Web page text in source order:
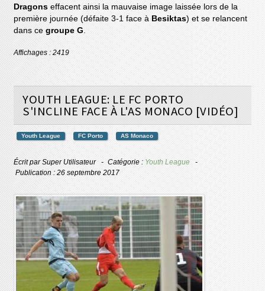
Dragons effacent ainsi la mauvaise image laissée lors de la
première journée (défaite 3-1 face à Besiktas) et se relancent
dans cegroupe G.
Affichages : 2419
YOUTH LEAGUE: LE FC PORTO
S'INCLINE FACE À L'AS MONACO [VIDÉO]
Youth League FC Porto AS Monaco
Écrit parSuper Utilisateur Catégorie : Youth League
Publication : 26 septembre 2017